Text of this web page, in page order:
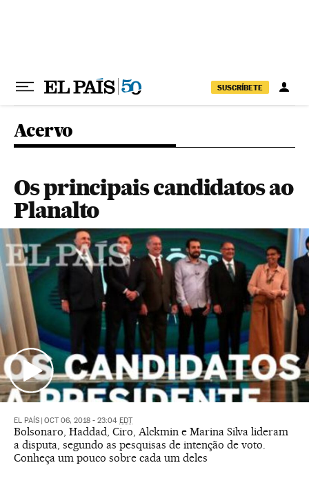
SUSCRÍBETE
Acervo
Os principais candidatos ao
Planalto
EL PAÍS OCT 06, 2018 - 23:04 EDT
Bolsonaro, Haddad, Ciro, Alckmin e Marina Silva lideram
a disputa, segundo as pesquisas de intenção de voto.
Conheça um pouco sobre cada um deles